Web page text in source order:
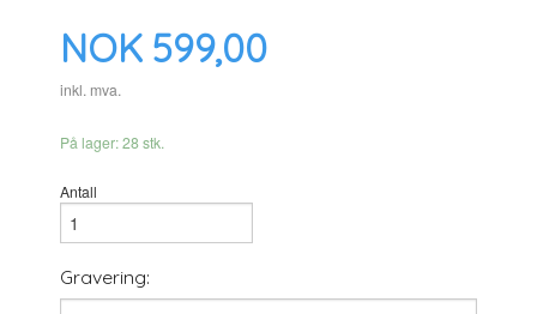
Pris
NOK 599,00
inkl. mva.
På lager: 28 stk.
Antall
Gravering: